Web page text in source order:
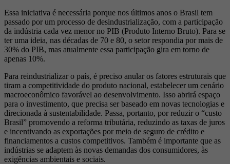
Essa iniciativa é necessária porque nos últimos anos o Brasil tem
passado por um processo de desindustrialização, com a participação
da indústria cada vez menor no PIB (Produto Interno Bruto). Para se
ter uma ideia, nas décadas de 70 e 80, o setor respondia por mais de
30% do PIB, mas atualmente essa participação gira em torno de
apenas 10%.
Para reindustrializar o país, é preciso anular os fatores estruturais que
tiram a competitividade do produto nacional, estabelecer um cenário
macroeconômico favorável ao desenvolvimento. Isso abrirá espaço
para o investimento, que precisa ser baseado em novas tecnologias e
direcionada à sustentabilidade. Passa, portanto, por reduzir o “custo
Brasil” promovendo a reforma tributária, reduzindo as taxas de juros
e incentivando as exportações por meio de seguro de crédito e
financiamentos a custos competitivos. Também é importante que as
indústrias se adaptem às novas demandas dos consumidores, às
exigências ambientais e sociais.